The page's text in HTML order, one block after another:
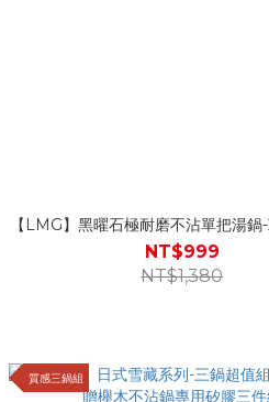
【LMG】黑曜石極耐磨不沾單把湯
NT$999
NT$1,380
質感三鍋組